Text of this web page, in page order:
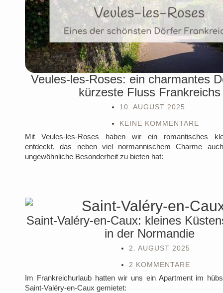
Veules-les-Roses: ein charmantes
kürzeste Fluss Frankreichs
10. AUGUST 2025
KEINE KOMMENTARE
Mit Veules-les-Roses haben wir ein romantisches
entdeckt, das neben viel normannischem Charme
ungewöhnliche Besonderheit zu bieten hat:
Saint-Valéry-en-Caux: kleines
in der Normandie
2. AUGUST 2025
2 KOMMENTARE
Im Frankreichurlaub hatten wir uns ein Apartment im
Saint-Valéry-en-Caux gemietet: